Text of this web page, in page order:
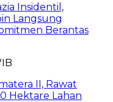
Insidentil,
Langsung
Berantas
II, Rawat
Hektare Lahan